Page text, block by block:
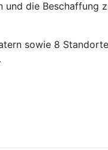
und die Beschaffung
sowie 8